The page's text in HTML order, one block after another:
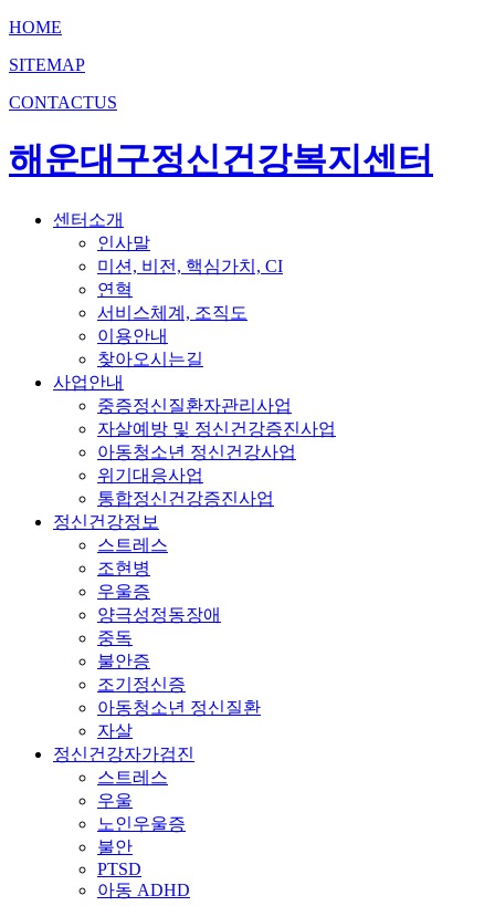
HOME
SITEMAP
CONTACTUS
해운대구정신건강복지센터
센터소개
인사말
미션, 비전, 핵심가치, CI
연혁
서비스체계, 조직도
이용안내
찾아오시는길
사업안내
중증정신질환자관리사업
자살예방 및 정신건강증진사업
아동청소년 정신건강사업
위기대응사업
통합정신건강증진사업
정신건강정보
스트레스
조현병
우울증
양극성정동장애
중독
불안증
조기정신증
아동청소년 정신질환
자살
정신건강자가검진
스트레스
우울
노인우울증
불안
PTSD
아동 ADHD